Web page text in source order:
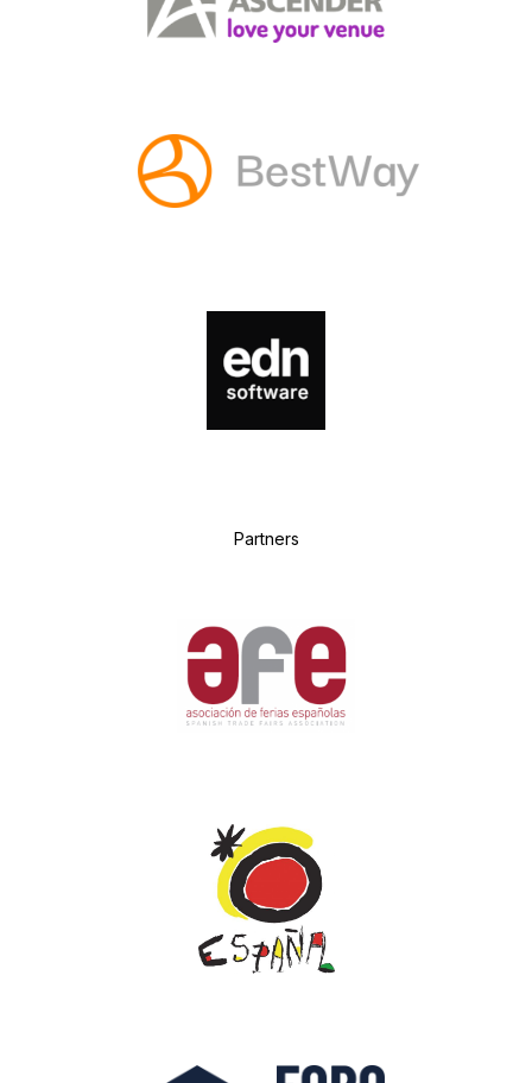
Partners